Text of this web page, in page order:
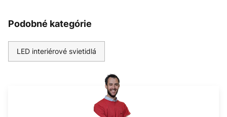
Podobné kategórie
LED interiérové svietidlá